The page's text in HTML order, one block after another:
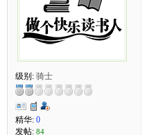
级别: 骑士
精华: 0
发帖: 84